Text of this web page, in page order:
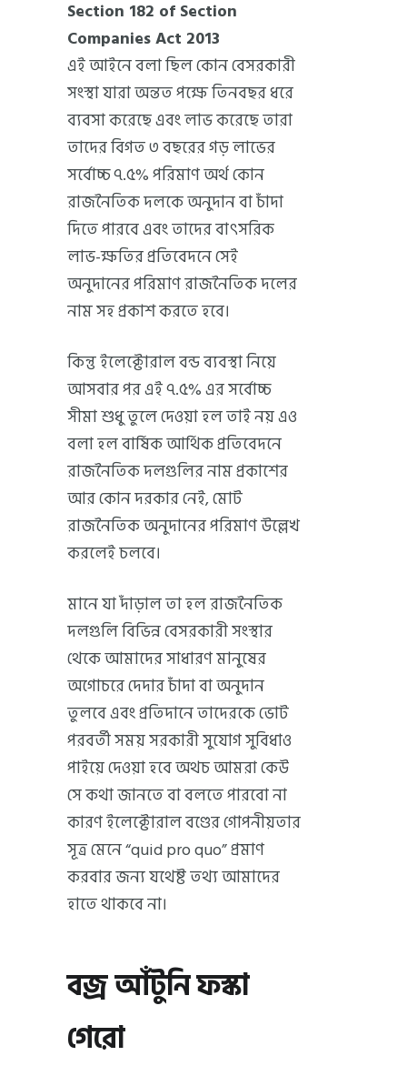
Section 182 of Section
Companies Act 2013
এই আইনে বলা ছিল কোন বেসরকারী
সংস্থা যারা অন্তত পক্ষে তিনবছর ধরে
ব্যবসা করেছে এবং লাভ করেছে তারা
তাদের বিগত ৩ বছরের গড় লাভের
সর্বোচ্চ ৭.৫% পরিমাণ অর্থ কোন
রাজনৈতিক দলকে অনুদান বা চাঁদা
দিতে পারবে এবং তাদের বাৎসরিক
লাভ-ক্ষতির প্রতিবেদনে সেই
অনুদানের পরিমাণ রাজনৈতিক দলের
নাম সহ প্রকাশ করতে হবে।
কিন্তু ইলেক্টোরাল বন্ড ব্যবস্থা নিয়ে
আসবার পর এই ৭.৫% এর সর্বোচ্চ
সীমা শুধু তুলে দেওয়া হল তাই নয় এও
বলা হল বার্ষিক আর্থিক প্রতিবেদনে
রাজনৈতিক দলগুলির নাম প্রকাশের
আর কোন দরকার নেই, মোট
রাজনৈতিক অনুদানের পরিমাণ উল্লেখ
করলেই চলবে।
মানে যা দাঁড়াল তা হল রাজনৈতিক
দলগুলি বিভিন্ন বেসরকারী সংস্থার
থেকে আমাদের সাধারণ মানুষের
অগোচরে দেদার চাঁদা বা অনুদান
তুলবে এবং প্রতিদানে তাদেরকে ভোট
পরবর্তী সময় সরকারী সুযোগ সুবিধাও
পাইয়ে দেওয়া হবে অথচ আমরা কেউ
সে কথা জানতে বা বলতে পারবো না
কারণ ইলেক্টোরাল বণ্ডের গোপনীয়তার
সূত্র মেনে “quid pro quo” প্রমাণ
করবার জন্য যথেষ্ট তথ্য আমাদের
হাতে থাকবে না।
বজ্র আঁটুনি ফস্কা
গেরো